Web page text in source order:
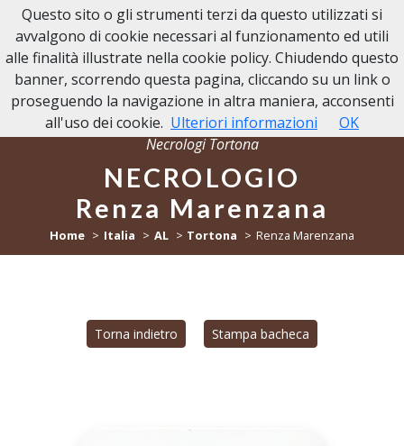
NECROLOGI TORTONA
Necrologi Tortona
NECROLOGIO
Renza Marenzana
Home Italia AL Tortona Renza Marenzana
Torna indietro Stampa bacheca
Questo sito o gli strumenti terzi da questo utilizzati si
avvalgono di cookie necessari al funzionamento ed utili
alle finalità illustrate nella cookie policy. Chiudendo questo
banner, scorrendo questa pagina, cliccando su un link o
proseguendo la navigazione in altra maniera, acconsenti
all'uso dei cookie. Ulteriori informazioni OK